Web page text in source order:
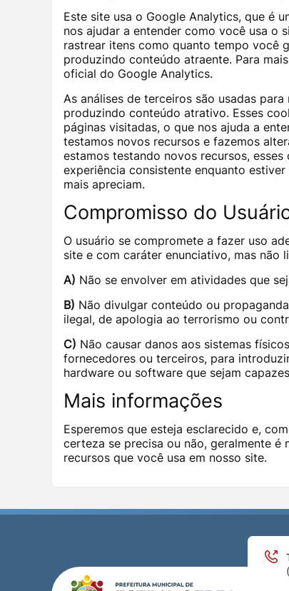
Este site usa o Google Analytics, que é
nos ajudar a entender como você usa o
rastrear itens como quanto tempo você
produzindo conteúdo atraente. Para
oficial do Google Analytics.
As análises de terceiros são usadas
produzindo conteúdo atrativo. Esses
páginas visitadas, o que nos ajuda a
testamos novos recursos e fazemos
estamos testando novos recursos,
experiência consistente enquanto
mais apreciam.
Compromisso do
O usuário se compromete a fazer uso
site e com caráter enunciativo, mas não
A) Não se envolver em atividades que
B) Não divulgar conteúdo ou
ilegal, de apologia ao terrorismo ou
C) Não causar danos aos sistemas
fornecedores ou terceiros, para
hardware ou software que sejam
Mais informações
Esperemos que esteja esclarecido e,
certeza se precisa ou não, geralmente
recursos que você usa em nosso site.